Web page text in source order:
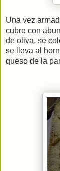
Una vez
cubre con
de oliva, se
se lleva al
queso de la